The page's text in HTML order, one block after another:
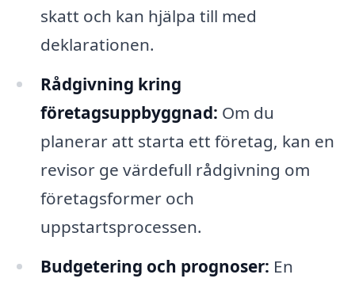
skatt och kan hjälpa till med
deklarationen.
Rådgivning kring
företagsuppbyggnad: Om du
planerar att starta ett företag, kan en
revisor ge värdefull rådgivning om
företagsformer och
uppstartsprocessen.
Budgetering och prognoser: En